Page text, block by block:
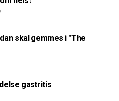
skal gemmes i "The
gastritis